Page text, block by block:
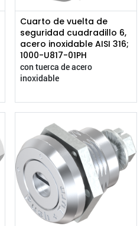
Cuarto de vuelta de
seguridad cuadradillo 6,
acero inoxidable AISI 316;
1000-U817-01PH
con tuerca de acero
inoxidable